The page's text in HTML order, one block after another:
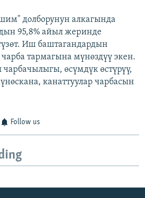
долборунун алкагында
95,8% айыл жеринде
Иш баштагандардын
чарба тармагына мүнөздүү экен.
өсүмдүк өстүрүү,
канаттуулар чарбасын
Follow us